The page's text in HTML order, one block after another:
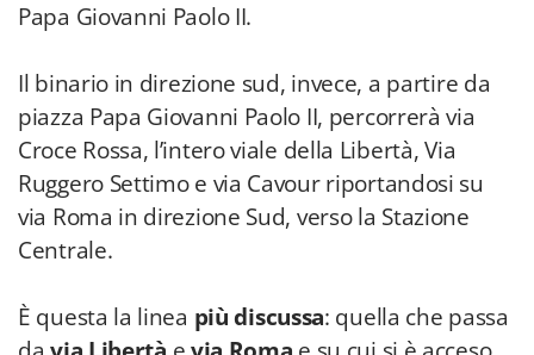
Papa Giovanni Paolo II.
Il binario in direzione sud, invece, a partire da
piazza Papa Giovanni Paolo II, percorrerà via
Croce Rossa, l’intero viale della Libertà, Via
Ruggero Settimo e via Cavour riportandosi su
via Roma in direzione Sud, verso la Stazione
Centrale.
È questa la linea più discussa: quella che passa